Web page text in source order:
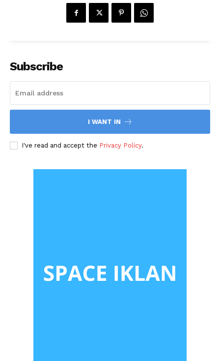
Subscribe
I WANT IN
I've read and accept the Privacy Policy.